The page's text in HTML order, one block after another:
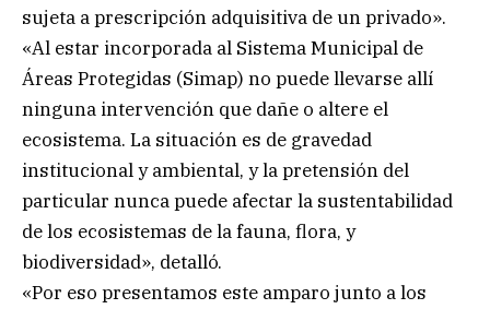
sujeta a prescripción adquisitiva de un privado».
«Al estar incorporada al Sistema Municipal de
Áreas Protegidas (Simap) no puede llevarse allí
ninguna intervención que dañe o altere el
ecosistema. La situación es de gravedad
institucional y ambiental, y la pretensión del
particular nunca puede afectar la sustentabilidad
de los ecosistemas de la fauna, flora, y
biodiversidad», detalló.
«Por eso presentamos este amparo junto a los